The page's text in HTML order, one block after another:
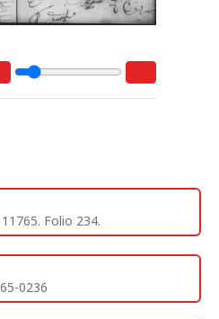
Folio 234.
0236